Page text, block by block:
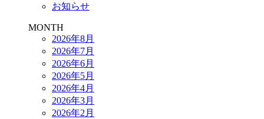
お知らせ
MONTH
2026年8月
2026年7月
2026年6月
2026年5月
2026年4月
2026年3月
2026年2月